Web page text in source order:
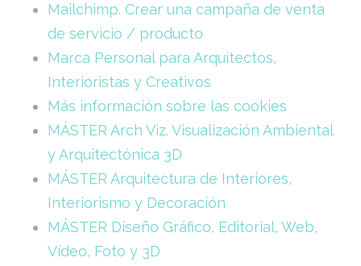
Mailchimp. Crear una campaña de venta
de servicio / producto
Marca Personal para Arquitectos,
Interioristas y Creativos
Más información sobre las cookies
MÁSTER Arch Viz. Visualización Ambiental
y Arquitectónica 3D
MÁSTER Arquitectura de Interiores,
Interiorismo y Decoración
MÁSTER Diseño Gráfico, Editorial, Web,
Vídeo, Foto y 3D